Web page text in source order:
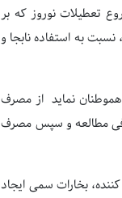
تعطیلات نوروز که بر
به استفاده نابجا و
هموطنان نماید از مصرف
مطالعه و سپس مصرف
بخارات سمی ایجاد